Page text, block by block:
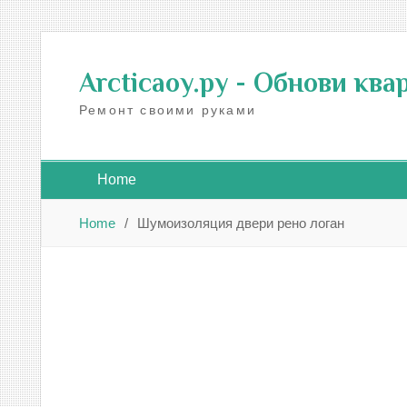
Skip
to
contentArcticaoy.ру - Обнови
Ремонт своими руками
Home
Home Шумоизоляция двери рено логан